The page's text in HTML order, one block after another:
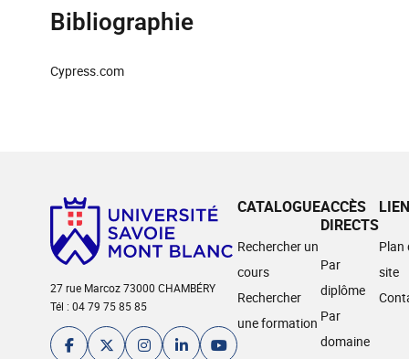
Bibliographie
Cypress.com
27 rue Marcoz 73000 CHAMBÉRY
Tél : 04 79 75 85 85
CATALOGUE
Rechercher un
cours
Rechercher
une formation
ACCÈS
DIRECTS
Par
diplôme
Par
domaine
Plan
site